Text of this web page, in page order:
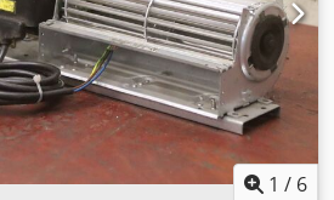
1 / 6